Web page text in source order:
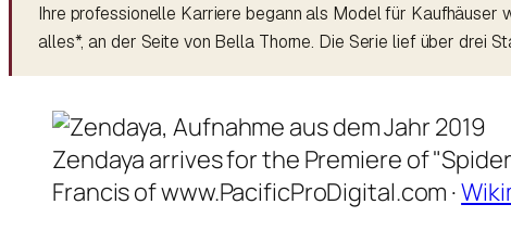
Ihre professionelle Karriere begann als Model für Kaufhäuser
alles*, an der Seite von Bella Thorne. Die Serie lief über drei
Zendaya arrives for the Premiere of
Francis of www.PacificProDigital.com ·